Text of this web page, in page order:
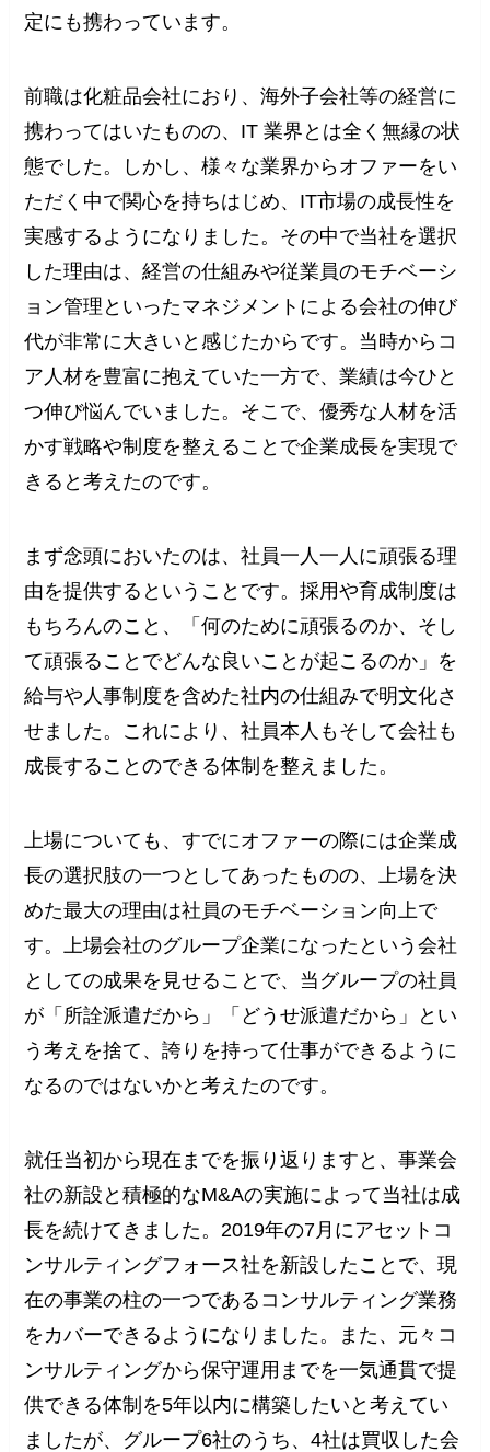
定にも携わっています。
前職は化粧品会社におり、海外子会社等の経営に
携わってはいたものの、IT 業界とは全く無縁の状
態でした。しかし、様々な業界からオファーをい
ただく中で関心を持ちはじめ、IT市場の成長性を
実感するようになりました。その中で当社を選択
した理由は、経営の仕組みや従業員のモチベーシ
ョン管理といったマネジメントによる会社の伸び
代が非常に大きいと感じたからです。当時からコ
ア人材を豊富に抱えていた一方で、業績は今ひと
つ伸び悩んでいました。そこで、優秀な人材を活
かす戦略や制度を整えることで企業成長を実現で
きると考えたのです。
まず念頭においたのは、社員一人一人に頑張る理
由を提供するということです。採用や育成制度は
もちろんのこと、「何のために頑張るのか、そし
て頑張ることでどんな良いことが起こるのか」を
給与や人事制度を含めた社内の仕組みで明文化さ
せました。これにより、社員本人もそして会社も
成長することのできる体制を整えました。
上場についても、すでにオファーの際には企業成
長の選択肢の一つとしてあったものの、上場を決
めた最大の理由は社員のモチベーション向上で
す。上場会社のグループ企業になったという会社
としての成果を見せることで、当グループの社員
が「所詮派遣だから」「どうせ派遣だから」とい
う考えを捨て、誇りを持って仕事ができるように
なるのではないかと考えたのです。
就任当初から現在までを振り返りますと、事業会
社の新設と積極的なM&Aの実施によって当社は成
長を続けてきました。2019年の7月にアセットコ
ンサルティングフォース社を新設したことで、現
在の事業の柱の一つであるコンサルティング業務
をカバーできるようになりました。また、元々コ
ンサルティングから保守運用までを一気通貫で提
供できる体制を5年以内に構築したいと考えてい
ましたが、グループ6社のうち、4社は買収した会